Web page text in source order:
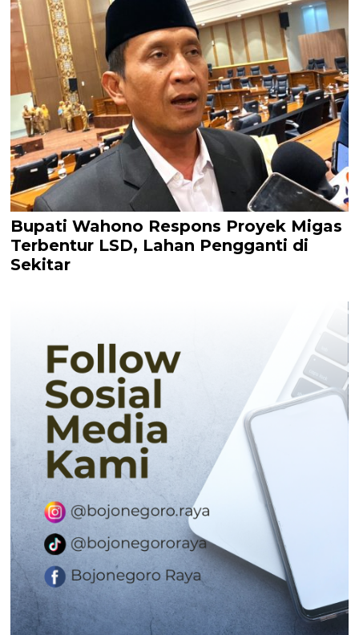
Bupati Wahono Respons Proyek Migas
Terbentur LSD, Lahan Pengganti di
Sekitar